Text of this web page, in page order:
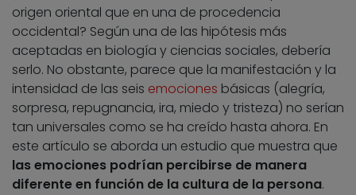
origen oriental que en una de procedencia
occidental? Según una de las hipótesis más
aceptadas en biología y ciencias sociales, debería
serlo. No obstante, parece que la manifestación y la
intensidad de las seis emociones básicas (alegría,
sorpresa, repugnancia, ira, miedo y tristeza) no serían
tan universales como se ha creído hasta ahora. En
este artículo se aborda un estudio que muestra que
las emociones podrían percibirse de manera
diferente en función de la cultura de la persona.